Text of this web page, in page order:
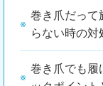
巻き爪だって
らない時の対
巻き爪でも履